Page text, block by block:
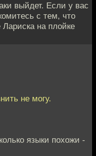
выйдет. Если у вас
с тем, что
на плойке
не могу.
языки похожи -